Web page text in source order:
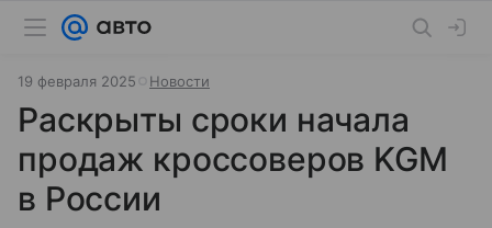
19 февраля 2025 Новости
Раскрыты сроки начала
продаж кроссоверов KGM
в России